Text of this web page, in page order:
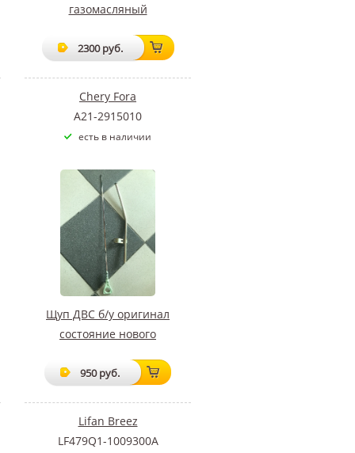
газомасляный
2300 руб.
Chery Fora
A21-2915010
есть в наличии
Щуп ДВС б/у оригинал
состояние нового
950 руб.
Lifan Breez
LF479Q1-1009300A